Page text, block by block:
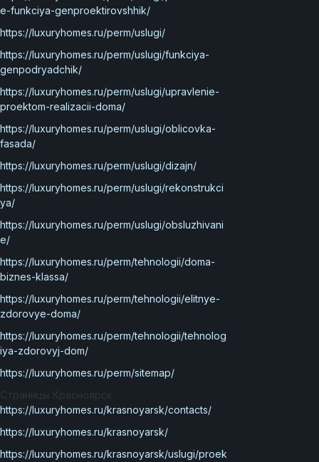
e-funkciya-genproektirovshhik/
https://luxuryhomes.ru/perm/uslugi/
https://luxuryhomes.ru/perm/uslugi/funkciya-
genpodryadchik/
https://luxuryhomes.ru/perm/uslugi/upravlenie-
proektom-realizacii-doma/
https://luxuryhomes.ru/perm/uslugi/oblicovka-
fasada/
https://luxuryhomes.ru/perm/uslugi/dizajn/
https://luxuryhomes.ru/perm/uslugi/rekonstrukci
ya/
https://luxuryhomes.ru/perm/uslugi/obsluzhivani
e/
https://luxuryhomes.ru/perm/tehnologii/doma-
biznes-klassa/
https://luxuryhomes.ru/perm/tehnologii/elitnye-
zdorovye-doma/
https://luxuryhomes.ru/perm/tehnologii/tehnolog
iya-zdorovyj-dom/
https://luxuryhomes.ru/perm/sitemap/
Страницы Красноярск
https://luxuryhomes.ru/krasnoyarsk/contacts/
https://luxuryhomes.ru/krasnoyarsk/
https://luxuryhomes.ru/krasnoyarsk/uslugi/proek